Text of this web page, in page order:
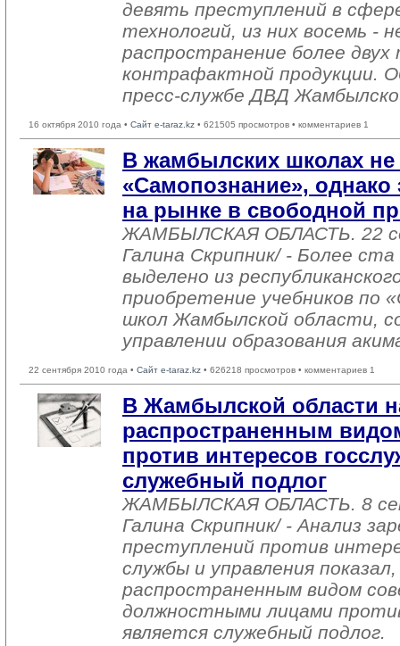
девять преступлений в
технологий, из них восемь -
распространение более двух
контрафактной продукции.
пресс-службе ДВД
16 октября 2010 года • Сайт e-taraz.kz • 621505 просмотров • комментариев 1
В жамбылских школах не
«Самопознание», однако
на рынке в свободной
ЖАМБЫЛСКАЯ ОБЛАСТЬ. 22
Галина Скрипник/ - Более
выделено из
приобретение учебников по
школ Жамбылской области,
управлении образования
22 сентября 2010 года • Сайт e-taraz.kz • 626218 просмотров • комментариев 1
В Жамбылской области
распространенным
против интересов
служебный подлог
ЖАМБЫЛСКАЯ ОБЛАСТЬ. 8
Галина Скрипник/ - Анализ
преступлений против
службы и управления
распространенным видом
должностными лицами
является служебный подлог.